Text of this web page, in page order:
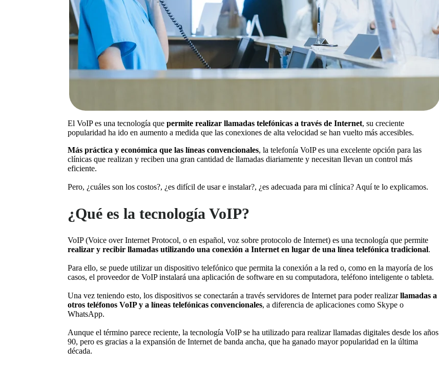
El VoIP es una tecnología que permite realizar llamadas telefónicas a través de Internet, su creciente
popularidad ha ido en aumento a medida que las conexiones de alta velocidad se han vuelto más accesibles.
Más práctica y económica que las líneas convencionales, la telefonía VoIP es una excelente opción para las
clínicas que realizan y reciben una gran cantidad de llamadas diariamente y necesitan llevan un control más
eficiente.
Pero, ¿cuáles son los costos?, ¿es difícil de usar e instalar?, ¿es adecuada para mi clínica? Aquí te lo explicamos.
¿Qué es la tecnología VoIP?
VoIP (Voice over Internet Protocol, o en español, voz sobre protocolo de Internet) es una tecnología que permite
realizar y recibir llamadas utilizando una conexión a Internet en lugar de una línea telefónica tradicional.
Para ello, se puede utilizar un dispositivo telefónico que permita la conexión a la red o, como en la mayoría de los
casos, el proveedor de VoIP instalará una aplicación de software en su computadora, teléfono inteligente o tableta.
Una vez teniendo esto, los dispositivos se conectarán a través servidores de Internet para poder realizarllamadas a
otros teléfonos VoIP y a líneas telefónicas convencionales, a diferencia de aplicaciones como Skype o
WhatsApp.
Aunque el término parece reciente, la tecnología VoIP se ha utilizado para realizar llamadas digitales desde los años
90, pero es gracias a la expansión de Internet de banda ancha, que ha ganado mayor popularidad en la última
década.